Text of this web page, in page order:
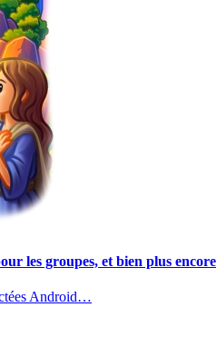
les groupes, et bien plus encore
Android…